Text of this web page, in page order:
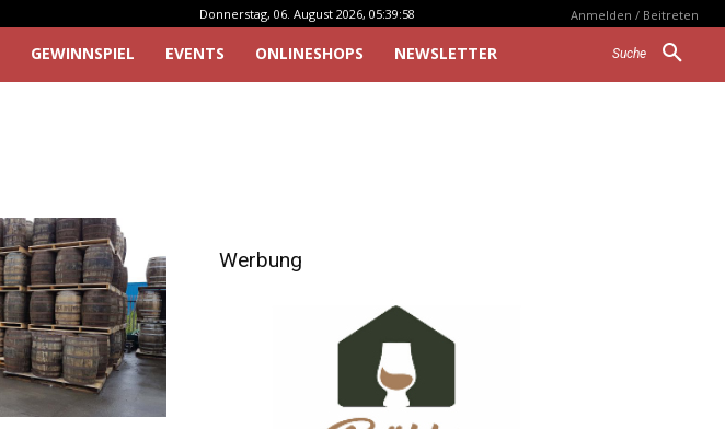
Donnerstag, 06. August 2026, 05:39:58 Anmelden / Beitreten
Suche
GEWINNSPIEL EVENTS ONLINESHOPS NEWSLETTER
Werbung